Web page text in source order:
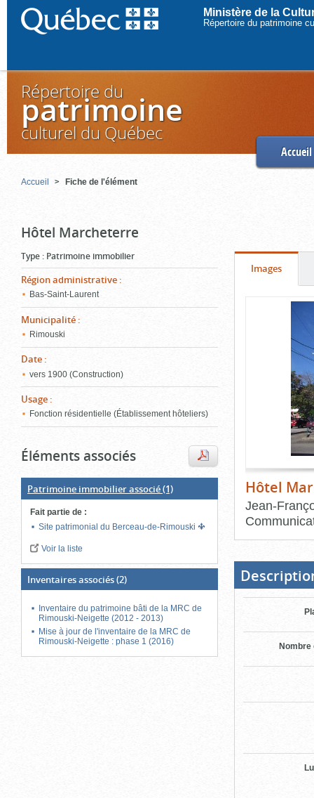
Ministère de la
Répertoire du patrimoine
Répertoire du
patrimoine
culturel du Québec
Accueil
Accueil Fiche de l'élément
Hôtel Marcheterre
Type : Patrimoine immobilier
Région administrative :
Bas-Saint-Laurent
Municipalité :
Rimouski
Date :
vers 1900 (Construction)
Usage :
Fonction résidentielle (Établissement hôteliers)
Éléments associés
Patrimoine immobilier associé(1)
Fait partie de :
Site patrimonial du Berceau-de-Rimouski
Voir la liste
Inventaires associés(2)
Inventaire du patrimoine bâti de la MRC de
Rimouski-Neigette (2012 - 2013)
Mise à jour de l'inventaire de la MRC de
Rimouski-Neigette : phase 1 (2016)
Onglet
Images(cliquer
pour
Contenu
Hôtel
Jean-
bloc
d'onglets
Nombre